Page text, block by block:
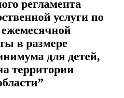
регламента
услуги по
в размере
для детей,
территории